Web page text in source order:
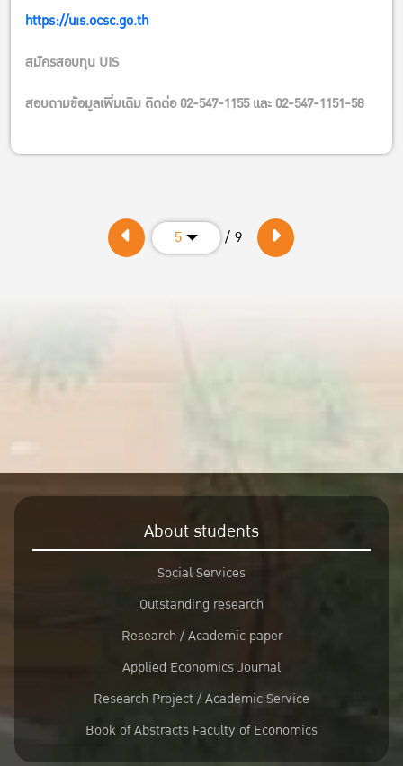
https://uis.ocsc.go.th
สมัครสอบทุน UIS
สอบถามข้อมูลเพิ่มเติม ติดต่อ 02-547-1155 และ 02-547-1151-58
5 / 9
About students
Social Services
Outstanding research
Research / Academic paper
Applied Economics Journal
Research Project / Academic Service
Book of Abstracts Faculty of Economics